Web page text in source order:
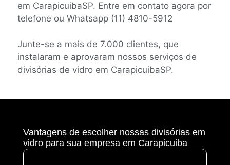
em CarapicuibaSP. Entre em contato agora por
telefone ou Whatsapp (11) 4810-5912
Junte-se a mais de 7.000 clientes, que
instalaram e aprovaram nossos serviços de
divisórias de vidro em CarapicuibaSP.
Vantagens de escolher nossas divisórias em
vidro para sua empresa em Carapicuiba